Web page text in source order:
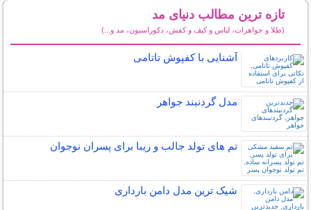
تازه ترین مطالب دنیای مد
(طلا و جواهرات، لباس و کیف و کفش، دکوراسیون، مد و...)
آشنایی با کفپوش تاتامی
مدل گردنبند جواهر
تم های تولد جالب و زیبا برای پسران نوجوان
شیک ترین مدل دامن بارداری